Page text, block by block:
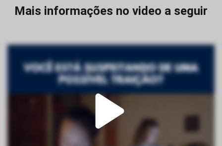
Mais informações no video a seguir